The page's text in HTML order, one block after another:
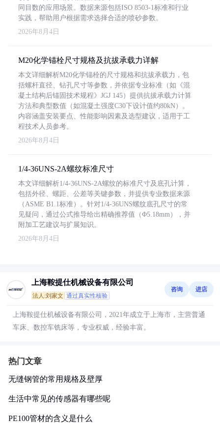
同目数的应用场景。数据来源包括ISO 8503-1标准和行业
实践，帮助用户根据需求选择合适的喷砂参数。
2026年8月4日
M20化学锚栓尺寸规格及抗拔承载力详解
本文详细解析M20化学锚栓的尺寸规格和抗拔承载力，包
括螺杆直径、钻孔尺寸等参数，并依据专业标准（如《混
凝土结构后锚固技术规程》JGJ 145）提供抗拔承载力计算
方法和典型数值（如混凝土强度C30下设计值约80kN）。
内容涵盖安装要点、性能影响因素及选型建议，适用于工
程技术人员参考。
2026年8月4日
1/4-36UNS-2A螺纹标准尺寸
本文详细解析1/4-36UNS-2A螺纹的标准尺寸及底孔计算，
包括外径、螺距、公差等关键参数，并提供专业数据来源
（ASME B1.1标准）。针对1/4-36UNS螺纹底孔尺寸的常
见疑问，通过公式推导给出精确推荐值（Φ5.18mm），并
附加工艺建议与扩展知识。
2026年8月4日
上海鞍提仕机械设备有限公司
法人:刘家文 通过真实性核验
咨询 进店
上海鞍提仕机械设备有限公司，2021年成立于上海市，主营普通
车床、数控车铣床等，专业权威，经验丰富。
热门文章
无缝钢管的常用规格及壁厚
生活中常见的传感器有哪些呢
PE100管材的含义是什么